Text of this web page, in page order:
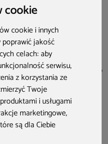
cookie
cookie i innych
jakość
celach:aby
serwisu,
z korzystania ze
Twoje
i usługami
marketingowe,
są dla Ciebie